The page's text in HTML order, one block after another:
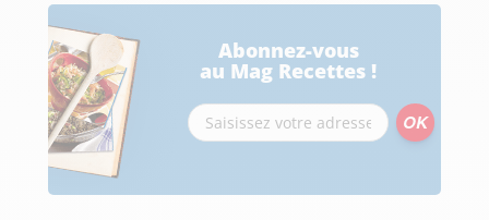
Abonnez-vous
au Mag Recettes !